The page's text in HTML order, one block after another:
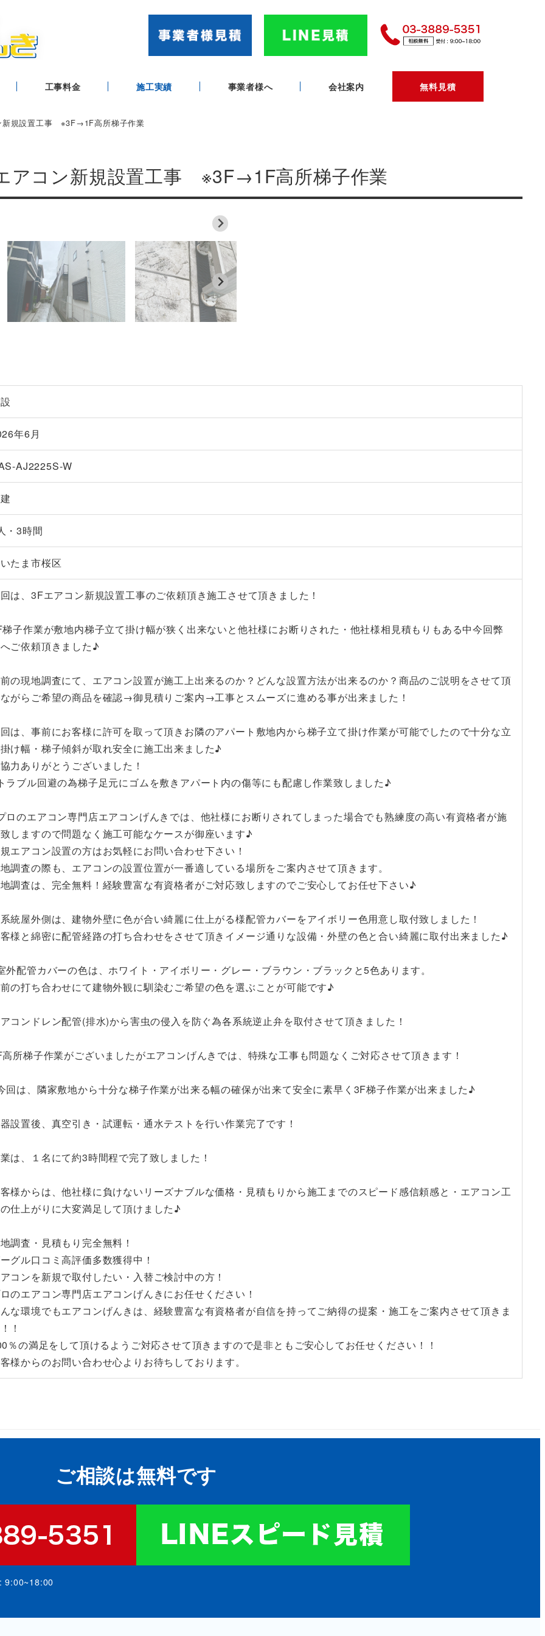
工事料金 施工実績 事業者様へ 会社案内 無料見積
新規設置工事 ※3F→1F高所梯子作業
アコン新規設置工事 ※3F→1F高所梯子作業
年6月
AJ2225S-W
・3時間
たま市桜区
は、3Fエアコン新規設置工事のご依頼頂き施工させて頂きました！
子作業が敷地内梯子立て掛け幅が狭く出来ないと他社様にお断りされた・他社様相見積もりもある中今回弊
ご依頼頂きました♪
の現地調査にて、エアコン設置が施工上出来るのか？どんな設置方法が出来るのか？商品のご説明をさせて頂
がらご希望の商品を確認→御見積りご案内→工事とスムーズに進める事が出来ました！
は、事前にお客様に許可を取って頂きお隣のアパート敷地内から梯子立て掛け作業が可能でしたので十分な立
け幅・梯子傾斜が取れ安全に施工出来ました♪
力ありがとうございました！
ラブル回避の為梯子足元にゴムを敷きアパート内の傷等にも配慮し作業致しました♪
ロのエアコン専門店エアコンげんきでは、他社様にお断りされてしまった場合でも熟練度の高い有資格者が施
しますので問題なく施工可能なケースが御座います♪
エアコン設置の方はお気軽にお問い合わせ下さい！
調査の際も、エアコンの設置位置が一番適している場所をご案内させて頂きます。
調査は、完全無料！経験豊富な有資格者がご対応致しますのでご安心してお任せ下さい♪
統屋外側は、建物外壁に色が合い綺麗に仕上がる様配管カバーをアイボリー色用意し取付致しました！
様と綿密に配管経路の打ち合わせをさせて頂きイメージ通りな設備・外壁の色と合い綺麗に取付出来ました♪
外配管カバーの色は、ホワイト・アイボリー・グレー・ブラウン・ブラックと5色あります。
の打ち合わせにて建物外観に馴染むご希望の色を選ぶことが可能です♪
コンドレン配管(排水)から害虫の侵入を防ぐ為各系統逆止弁を取付させて頂きました！
所梯子作業がございましたがエアコンげんきでは、特殊な工事も問題なくご対応させて頂きます！
回は、隣家敷地から十分な梯子作業が出来る幅の確保が出来て安全に素早く3F梯子作業が出来ました♪
設置後、真空引き・試運転・通水テストを行い作業完了です！
は、１名にて約3時間程で完了致しました！
様からは、他社様に負けないリーズナブルな価格・見積もりから施工までのスピード感信頼感と・エアコン工
仕上がりに大変満足して頂けました♪
調査・見積もり完全無料！
グル口コミ高評価多数獲得中！
コンを新規で取付したい・入替ご検討中の方！
のエアコン専門店エアコンげんきにお任せください！
な環境でもエアコンげんきは、経験豊富な有資格者が自信を持ってご納得の提案・施工をご案内させて頂きま
！
％の満足をして頂けるようご対応させて頂きますので是非ともご安心してお任せください！！
様からのお問い合わせ心よりお待ちしております。
ご相談は無料です
9:00~18:00